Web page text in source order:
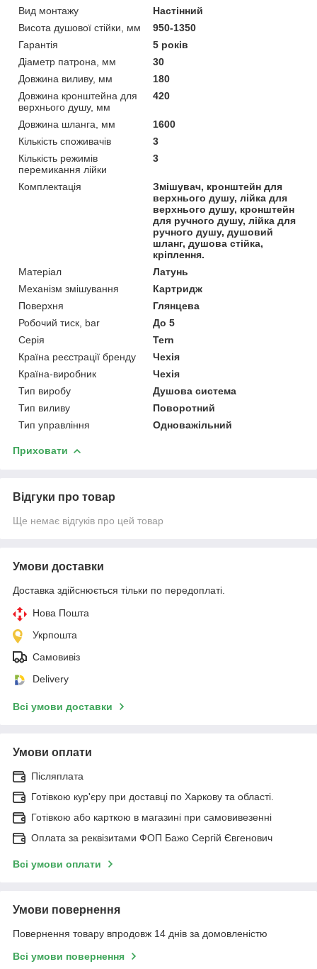
Вид монтажу
Настінний
Висота душової стійки, мм
950-1350
Гарантія
5 років
Діаметр патрона, мм
30
Довжина виливу, мм
180
Довжина кронштейна для
верхнього душу, мм
420
Довжина шланга, мм
1600
Кількість споживачів
3
Кількість режимів
перемикання лійки
3
Комплектація
Змішувач, кронштейн для
верхнього душу, лійка для
верхнього душу, кронштейн
для ручного душу, лійка для
ручного душу, душовий
шланг, душова стійка,
кріплення.
Матеріал
Латунь
Механізм змішування
Картридж
Поверхня
Глянцева
Робочий тиск, bar
До 5
Серія
Tern
Країна реєстрації бренду
Чехія
Країна-виробник
Чехія
Тип виробу
Душова система
Тип виливу
Поворотний
Тип управління
Одноважільний
Приховати
Відгуки про товар
Ще немає відгуків про цей товар
Умови доставки
Доставка здійснюється тільки по передоплаті.
Нова Пошта
Укрпошта
Самовивіз
Delivery
Всі умови доставки
Умови оплати
Післяплата
Готівкою кур'єру при доставці по Харкову та області.
Готівкою або карткою в магазині при самовивезенні
Оплата за реквізитами ФОП Бажо Сергій Євгенович
Всі умови оплати
Умови повернення
Повернення товару впродовж 14 днів за домовленістю
Всі умови повернення